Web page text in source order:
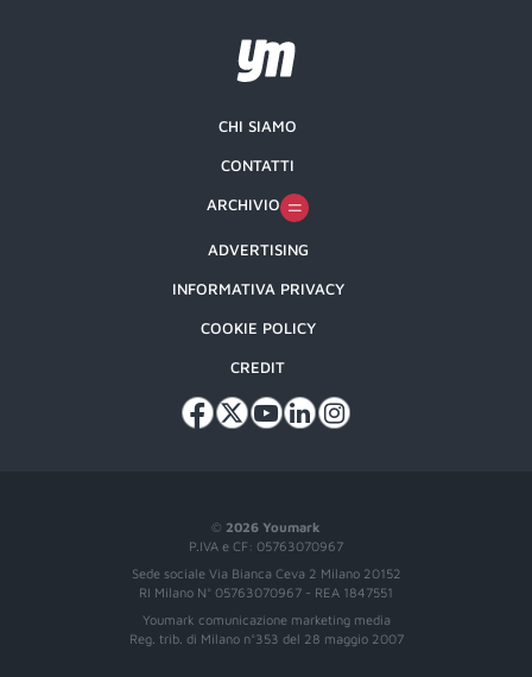
© 2026 Youmark
P.IVA e CF: 05763070967
Sede sociale Via Bianca Ceva 2 Milano 20152
RI Milano N° 05763070967 - REA 1847551
Youmark comunicazione marketing media
Reg. trib. di Milano n°353 del 28 maggio 2007
CHI SIAMO
CONTATTI
ARCHIVIO
ADVERTISING
INFORMATIVA PRIVACY
COOKIE POLICY
CREDIT